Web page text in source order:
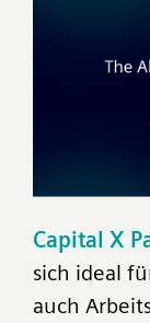
Capital X
sich ideal
auch